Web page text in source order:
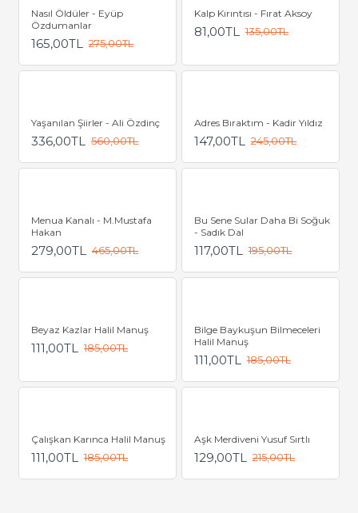
Nasıl Öldüler - Eyüp
Özdumanlar
165,00TL 275,00TL
Kalp Kırıntısı - Fırat Aksoy
81,00TL 135,00TL
Yaşanılan Şiirler - Ali Özdinç
336,00TL 560,00TL
Adres Bıraktım - Kadir Yıldız
147,00TL 245,00TL
Menua Kanalı - M.Mustafa
Hakan
279,00TL 465,00TL
Bu Sene Sular Daha Bi Soğuk
- Sadık Dal
117,00TL 195,00TL
Beyaz Kazlar Halil Manuş
111,00TL 185,00TL
Bilge Baykuşun Bilmeceleri
Halil Manuş
111,00TL 185,00TL
Çalışkan Karınca Halil Manuş
111,00TL 185,00TL
Aşk Merdiveni Yusuf Sırtlı
129,00TL 215,00TL